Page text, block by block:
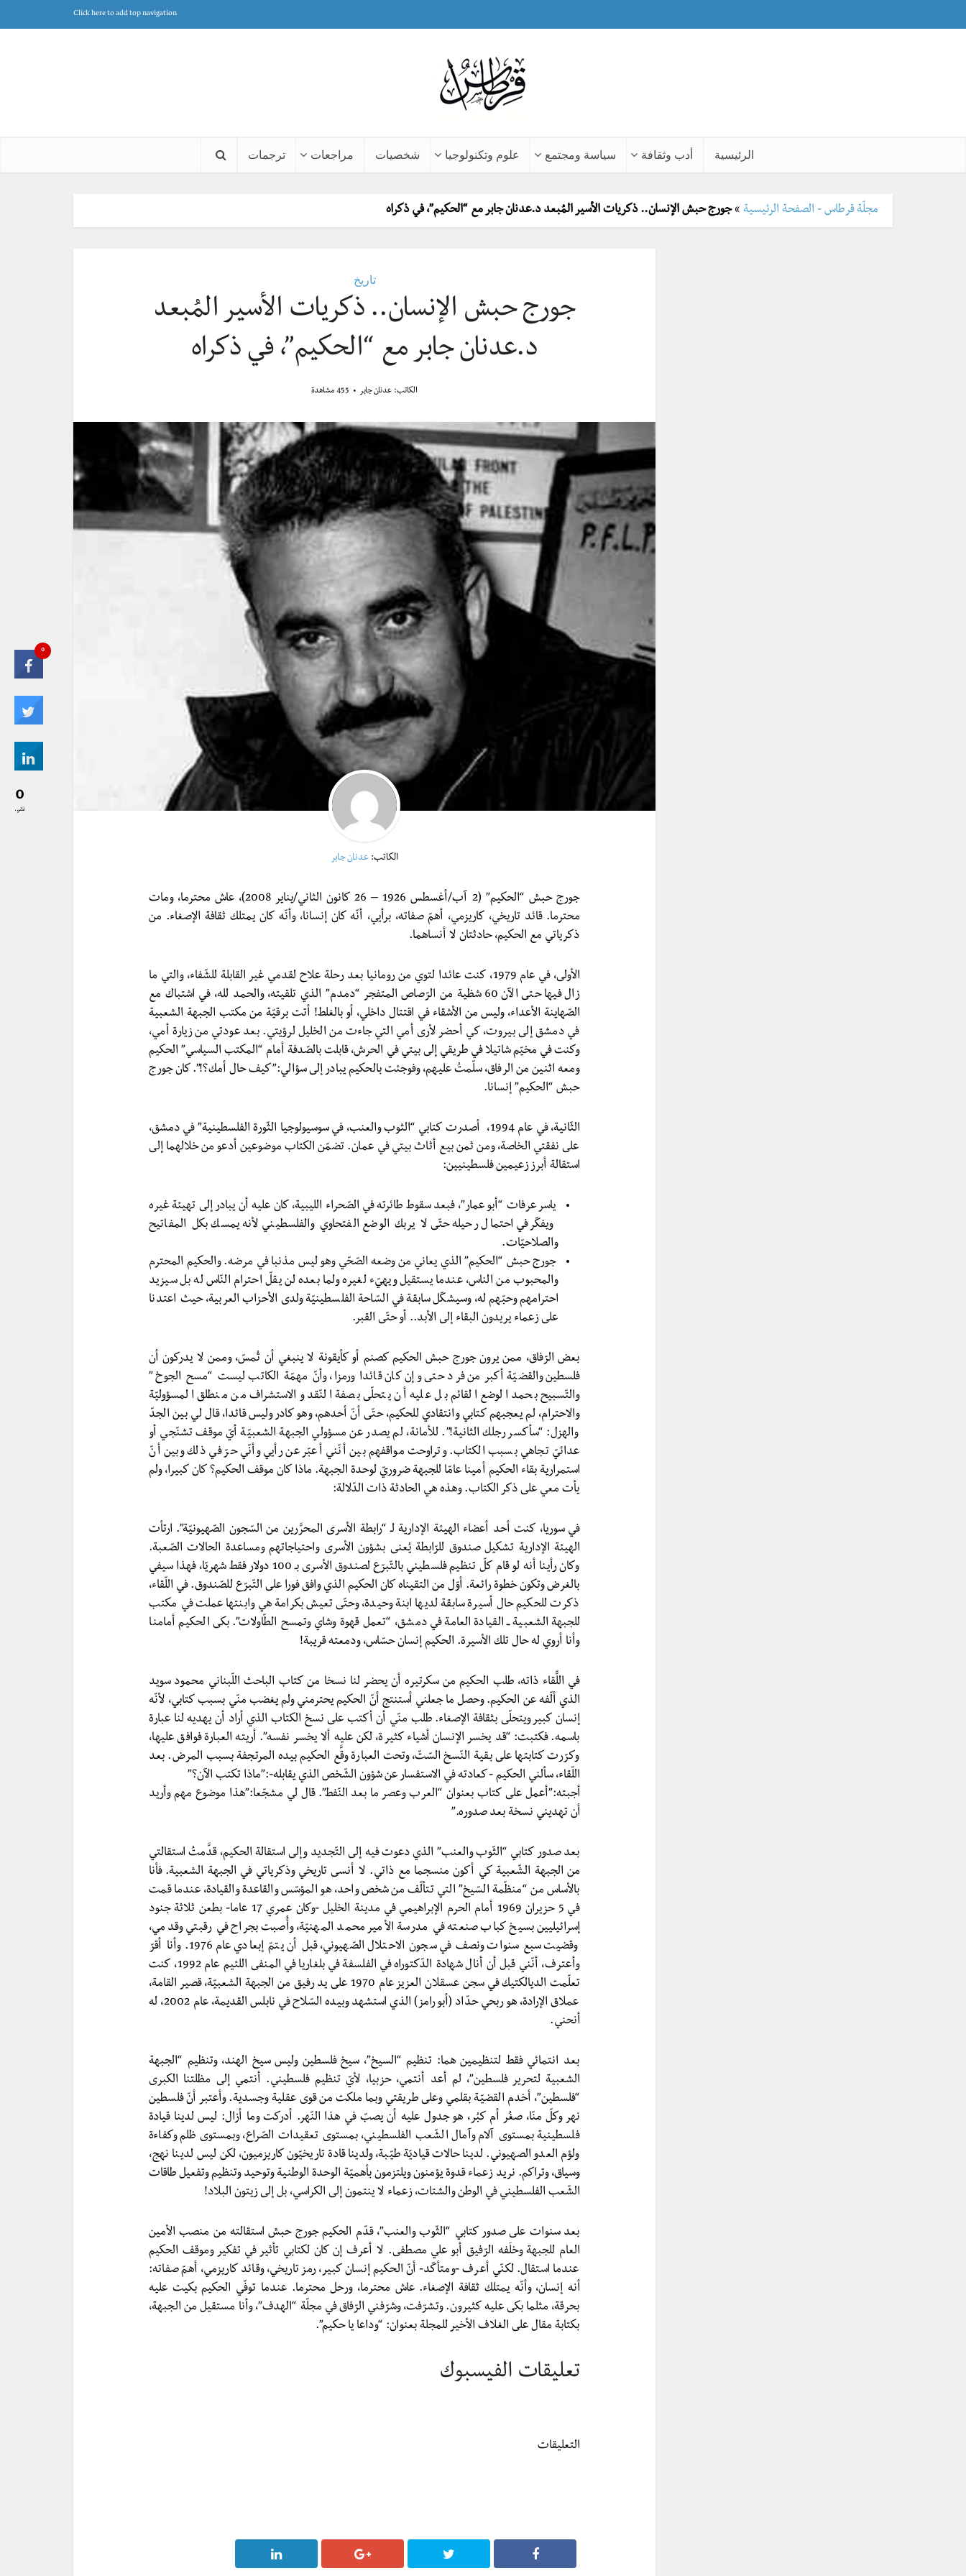
Click here to add top navigation
الرئيسية أدب وثقافة سياسة ومجتمع علوم وتكنولوجيا شخصيات مراجعات ترجمات
مجلّة قرطاس - الصفحة الرئيسية »جورج حبش الإنسان.. ذكريات الأسير المُبعد د.عدنان جابر مع “الحكيم”، في ذكراه
تاريخ
جورج حبش الإنسان.. ذكريات الأسير المُبعد
د.عدنان جابر مع “الحكيم”، في ذكراه
الكاتب: عدنان جابر 455 مشاهدة
الكاتب: عدنان جابر
جورج حبش “الحكيم” (2 آب/أغسطس 1926 – 26 كانون الثاني/يناير 2008)، عاش محترما، ومات
محترما. قائد تاريخي، كاريزمي، أهمّ صفاته، برأيي، أنّه كان إنسانا، وأنّه كان يمتلك ثقافة الإصغاء. من
ذكرياتي مع الحكيم، حادثتان لا أنساهما.
الأولى، في عام 1979، كنت عائدا لتوي من رومانيا بعد رحلة علاح لقدمي غير القابلة للشّفاء، والتي ما
زال فيها حتى الآن 60 شظية من الرّصاص المتفجر “دمدم” الذي تلقيته، والحمد لله، في اشتباك مع
الصّهاينة الأعداء، وليس من الأشقاء في اقتتال داخلي، أو بالغلط! أتت برقيّة من مكتب الجبهة الشعبية
في دمشق إلى بيروت، كي أحضر لأرى أمي التي جاءت من الخليل لرؤيتي. بعد عودتي من زيارة أمي،
وكنت في مخيّم شاتيلا في طريقي إلى بيتي في الحرش، قابلت بالصّدفة أمام “المكتب السياسي” الحكيم
ومعه اثنين من الرفاق، سلّمتُ عليهم، وفوجئت بالحكيم يبادر إلى سؤالي:”كيف حال أمك؟!”. كان جورج
حبش “الحكيم” إنسانا.
الثّانية، في عام 1994، أصدرت كتابي “الثوب والعنب، في سوسيولوجيا الثّورة الفلسطينية” في دمشق،
على نفقتي الخاصة، ومن ثمن بيع أثاث بيتي في عمان. تضمّن الكتاب موضوعين أدعو من خلالهما إلى
استقالة أبرز زعيمين فلسطينيين:
ياسر عرفات “أبو عمار”، فبعد سقوط طائرته في الصّحراء الليبية، كان عليه أن يبادر إلى تهيئة غيره
ويفكّر في احتمال رحيله حتّى لا يربك الوضع الفتحاوي والفلسطيني لأنه يمسك بكل المفاتيح
والصلاحيّات.
جورج حبش “الحكيم” الذي يعاني من وضعه الصّحّي وهو ليس مذنبا في مرضه. والحكيم المحترم
والمحبوب من الناس، عندما يستقيل ويهيّء لغيره ولما بعده لن يقلّ احترام النّاس له بل سيزيد
احترامهم وحبّهم له، وسيشكّل سابقة في السّاحة الفلسطينيّة ولدى الأحزاب العربية، حيث اعتدنا
على زعماء يريدون البقاء إلى الأبد.. أو حتّى القبر.
بعض الرّفاق، ممن يرون جورج حبش الحكيم كصنم أو كأيقونة لا ينبغي أن تُمسّ، وممن لا يدركون أن
فلسطين والقضيّة أكبر من فرد حتى وإن كان قائدا ورمزا، وأنّ مهمّة الكاتب ليست “مسح الجوخ”
والتّسبيح بحمد الوضع القائم بل عليه أن يتحلّى بصفة النّقد والاستشراف من منطلق المسؤوليّة
والاحترام، لم يعجبهم كتابي وانتقادي للحكيم، حتّى أنّ أحدهم، وهو كادر وليس قائدا، قال لي بين الجدّ
والهزل: “سأكسر رجلك الثانية!”. للأمانة، لم يصدر عن مسؤولي الجبهة الشعبيّة أيّ موقف تشنّجي أو
عدائيّ تجاهي بسبب الكتاب. وتراوحت مواقفهم بين أنّني أعبّر عن رأيي وأنّي حرّ في ذلك وبين أنّ
استمرارية بقاء الحكيم أمينا عامّا للجبهة ضروريّ لوحدة الجبهة. ماذا كان موقف الحكيم؟ كان كبيرا، ولم
يأت معي على ذكر الكتاب. وهذه هي الحادثة ذات الدّلالة:
في سوريا، كنت أحد أعضاء الهيئة الإدارية لـ “رابطة الأسرى المحرَّرين من السّجون الصّهيونيّة”. ارتأت
الهيئة الإدارية تشكيل صندوق للرّابطة يُعنى بشؤون الأسرى واحتياجاتهم ومساعدة الحالات الصّعبة.
وكان رأينا أنه لو قام كلّ تنظيم فلسطيني بالتّبرّع لصندوق الأسرى بـ 100 دولار فقط شهريّا، فهذا سيفي
بالغرض وتكون خطوة رائعة. أوّل من التقيناه كان الحكيم الذي وافق فورا على التّبرّع للصّندوق. في اللّقاء،
ذكرت للحكيم حال أسيرة سابقة لديها ابنة وحيدة، وحتّى تعيش بكرامة هي وابنتها عملت في مكتب
للجبهة الشعبية ــ القيادة العامة في دمشق، “تعمل قهوة وشاي وتمسح الطّاولات”. بكى الحكيم أمامنا
وأنا أروي له حال تلك الأسيرة. الحكيم إنسان حسّاس، ودمعته قريبة!
في اللّّقاء ذاته، طلب الحكيم من سكرتيره أن يحضر لنا نسخا من كتاب الباحث اللّبناني محمود سويد
الذي ألّفه عن الحكيم. وحصل ما جعلني أستنتج أنّ الحكيم يحترمني ولم يغضب منّي بسبب كتابي، لأنّه
إنسان كبير ويتحلّى بثقافة الإصغاء. طلب منّي أن أكتب على نسخ الكتاب الذي أراد أن يهديه لنا عبارة
باسمه. فكتبت: “قد يخسر الإنسان أشياء كثيرة، لكن عليه ألا يخسر نفسه”. أريته العبارة فوافق عليها،
وكرّرت كتابتها على بقية النّسخ السّتّ، وتحت العبارة وقَّع الحكيم بيده المرتجفة بسبب المرض. بعد
اللّقاء، سألني الحكيم -كعادته في الاستفسار عن شؤون الشّخص الذي يقابله-:”ماذا تكتب الآن؟”
أجبته:”أعمل على كتاب بعنوان “العرب وعصر ما بعد النّفط”. قال لي مشجّعا:”هذا موضوع مهم وأريد
أن تهديني نسخة بعد صدوره.”
بعد صدور كتابي “الثّوب والعنب” الذي دعوت فيه إلى التّجديد وإلى استقالة الحكيم، قدَّمتُ استقالتي
من الجبهة الشّعبية كي أكون منسجما مع ذاتي. لا أنسى تاريخي وذكرياتي في الجبهة الشعبية. فأنا
بالأساس من “منظّمة السّيخ” التي تتألّف من شخص واحد، هو المؤسّس والقاعدة والقيادة، عندما قمت
في 5 حزيران 1969 أمام الحرم الإبراهيمي في مدينة الخليل -وكان عمري 17 عاما- بطعن ثلاثة جنود
إسرائيليين بسيخ كباب صنعته في مدرسة الأمير محمد المهنيّة، وأُصبت بجراح في رقبتي وقدمي،
وقضيت سبع سنوات ونصف في سجون الاحتلال الصّهيوني، قبل أن يتمّ إبعادي عام 1976. وأنا أقرّ
وأعترف، أنّني قبل أن أنال شهادة الدّكتوراه في الفلسفة في بلغاريا في المنفى اللئيم عام 1992، كنت
تعلّمت الديالكتيك في سجن عسقلان العزيز عام 1970 على يد رفيق من الجبهة الشعبيّة، قصير القامة،
عملاق الإرادة، هو ربحي حدّاد (أبو رامز) الذي استشهد وبيده السّلاح في نابلس القديمة، عام 2002، له
أنحني.
بعد انتمائي فقط لتنظيمين هما: تنظيم “السيخ”، سيخ فلسطين وليس سيخ الهند، وتنظيم “الجبهة
الشعبية لتحرير فلسطين”، لم أعد أنتمي، حزبيا، لأيّ تنظيم فلسطيني. أنتمي إلى مظلتنا الكبرى
“فلسطين”، أخدم القضيّة بقلمي وعلى طريقتي وبما ملكت من قوى عقلية وجسدية. وأعتبر أنّ فلسطين
نهر وكلّ منّا، صغُر أم كبُر، هو جدول عليه أن يصبّ في هذا النّهر. أدركت وما أزال: ليس لدينا قيادة
فلسطينية بمستوى آلام وآمال الشّعب الفلسطيني، بمستوى تعقيدات الصّراع، وبمستوى ظلم وكفاءة
ولؤم العدو الصهيوني. لدينا حالات قياديّة طيّبة، ولدينا قادة تاريخيّون كاريزميون، لكن ليس لدينا نهج،
وسياق، وتراكم. نريد زعماء قدوة يؤمنون ويلتزمون بأهميّة الوحدة الوطنية وتوحيد وتنظيم وتفعيل طاقات
الشّعب الفلسطيني في الوطن والشتات، زعماء لا ينتمون إلى الكراسي، بل إلى زيتون البلاد!
بعد سنوات على صدور كتابي “الثّوب والعنب”، قدّم الحكيم جورج حبش استقالته من منصب الأمين
العام للجبهة وخلَفه الرّفيق أبو علي مصطفى. لا أعرف إن كان لكتابي تأثير في تفكير وموقف الحكيم
عندما استقال. لكنّي أعرف -ومتأكّد- أنّ الحكيم إنسان كبير، رمز تاريخي، وقائد كاريزمي، أهمّ صفاته:
أنه إنسان، وأنّه يمتلك ثقافة الإصغاء. عاش محترما، ورحل محترما. عندما توفّي الحكيم بكيت عليه
بحرقة، مثلما بكى عليه كثيرون. وتشرّفت، وشرّفني الرّفاق في مجلّة “الهدف”، وأنا مستقيل من الجبهة،
بكتابة مقال على الغلاف الأخير للمجلة بعنوان: “وداعا يا حكيم”.
تعليقات الفيسبوك
التعليقات
0
0
نشر..